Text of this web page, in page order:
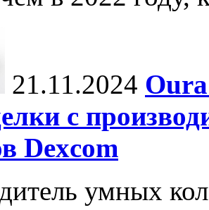
21.11.2024
с
Dexcom
умных